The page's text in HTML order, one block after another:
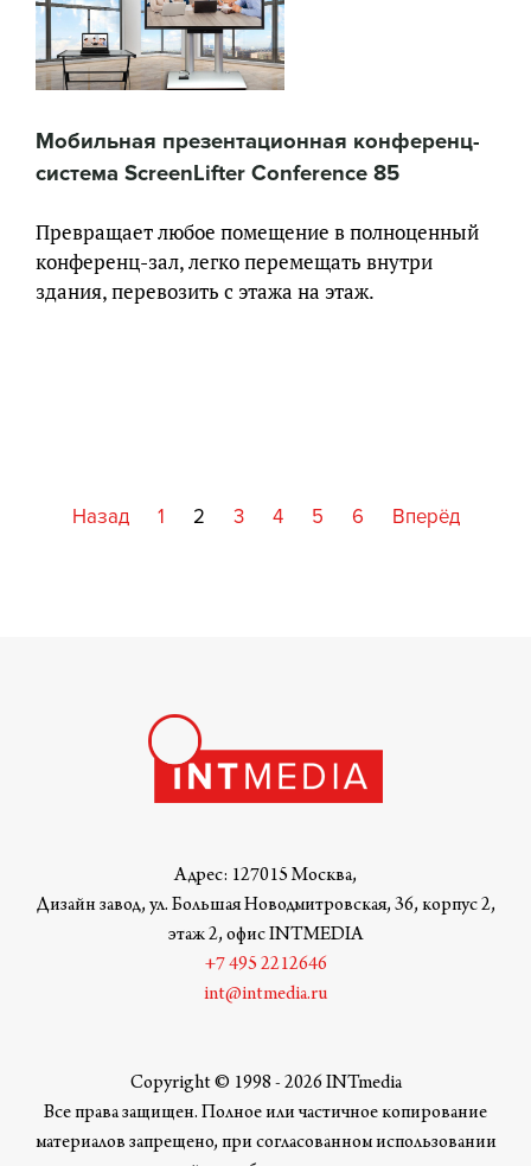
Мобильная презентационная конференц-
система ScreenLifter Conference 85
Превращает любое помещение в полноценный
конференц-зал, легко перемещать внутри
здания, перевозить с этажа на этаж.
Назад 1 2 3 4 5 6 Вперёд
Адрес: 127015 Москва,
Дизайн завод, ул. Большая Новодмитровская, 36, корпус 2,
этаж 2, офис INTMEDIA
+7 495 2212646
int@intmedia.ru
Copyright © 1998 - 2026 INTmedia
Все права защищен. Полное или частичное копирование
материалов запрещено, при согласованном использовании